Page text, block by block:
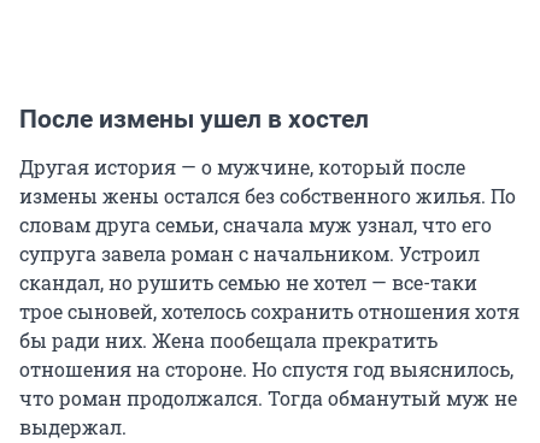
После измены ушел в хостел
Другая история — о мужчине, который после
измены жены остался без собственного жилья. По
словам друга семьи, сначала муж узнал, что его
супруга завела роман с начальником. Устроил
скандал, но рушить семью не хотел — все-таки
трое сыновей, хотелось сохранить отношения хотя
бы ради них. Жена пообещала прекратить
отношения на стороне. Но спустя год выяснилось,
что роман продолжался. Тогда обманутый муж не
выдержал.